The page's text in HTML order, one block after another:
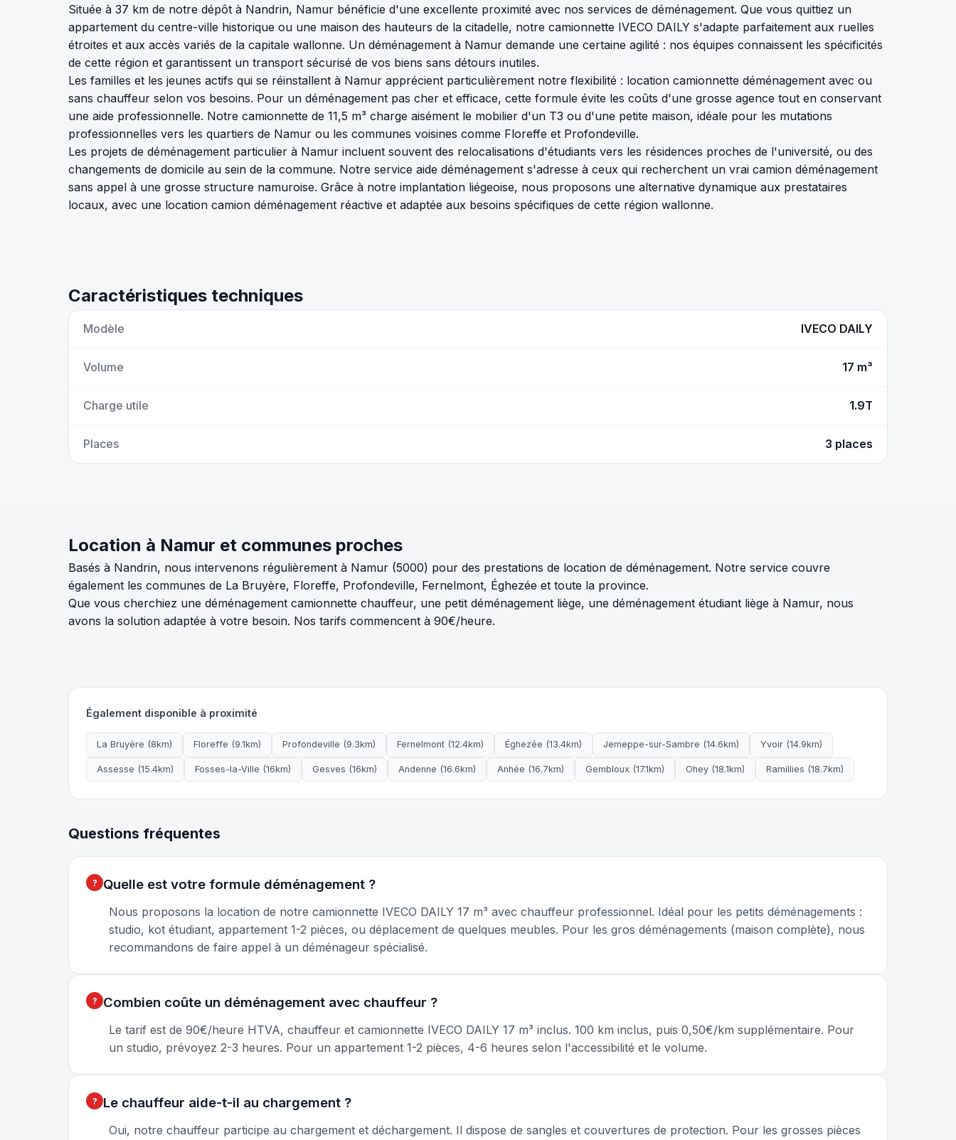
Située à 37 km de notre dépôt à Nandrin, Namur bénéficie d'une excellente proximité avec nos services de déménagement. Que vous quittiez un
appartement du centre-ville historique ou une maison des hauteurs de la citadelle, notre camionnette IVECO DAILY s'adapte parfaitement aux ruelles
étroites et aux accès variés de la capitale wallonne. Un déménagement à Namur demande une certaine agilité : nos équipes connaissent les spécificités
de cette région et garantissent un transport sécurisé de vos biens sans détours inutiles.
Les familles et les jeunes actifs qui se réinstallent à Namur apprécient particulièrement notre flexibilité : location camionnette déménagement avec ou
sans chauffeur selon vos besoins. Pour un déménagement pas cher et efficace, cette formule évite les coûts d'une grosse agence tout en conservant
une aide professionnelle. Notre camionnette de 11,5 m³ charge aisément le mobilier d'un T3 ou d'une petite maison, idéale pour les mutations
professionnelles vers les quartiers de Namur ou les communes voisines comme Floreffe et Profondeville.
Les projets de déménagement particulier à Namur incluent souvent des relocalisations d'étudiants vers les résidences proches de l'université, ou des
changements de domicile au sein de la commune. Notre service aide déménagement s'adresse à ceux qui recherchent un vrai camion déménagement
sans appel à une grosse structure namuroise. Grâce à notre implantation liégeoise, nous proposons une alternative dynamique aux prestataires
locaux, avec une location camion déménagement réactive et adaptée aux besoins spécifiques de cette région wallonne.
Caractéristiques techniques
Modèle IVECO DAILY
Volume 17 m³
Charge utile 1.9T
Places 3 places
Location à Namur et communes proches
Basés à Nandrin, nous intervenons régulièrement à Namur (5000) pour des prestations de location de déménagement. Notre service couvre
également les communes de La Bruyère, Floreffe, Profondeville, Fernelmont, Éghezée et toute la province.
Que vous cherchiez une déménagement camionnette chauffeur, une petit déménagement liège, une déménagement étudiant liège à Namur, nous
avons la solution adaptée à votre besoin. Nos tarifs commencent à 90€/heure.
Également disponible à proximité
La Bruyère (8km) Floreffe (9.1km) Profondeville (9.3km) Fernelmont (12.4km) Éghezée (13.4km) Jemeppe-sur-Sambre (14.6km) Yvoir (14.9km)
Assesse (15.4km) Fosses-la-Ville (16km) Gesves (16km) Andenne (16.6km) Anhée (16.7km) Gembloux (17.1km) Ohey (18.1km) Ramillies (18.7km)
Questions fréquentes
Quelle est votre formule déménagement ?
Nous proposons la location de notre camionnette IVECO DAILY 17 m³ avec chauffeur professionnel. Idéal pour les petits déménagements :
studio, kot étudiant, appartement 1-2 pièces, ou déplacement de quelques meubles. Pour les gros déménagements (maison complète), nous
recommandons de faire appel à un déménageur spécialisé.
Combien coûte un déménagement avec chauffeur ?
Le tarif est de 90€/heure HTVA, chauffeur et camionnette IVECO DAILY 17 m³ inclus. 100 km inclus, puis 0,50€/km supplémentaire. Pour
un studio, prévoyez 2-3 heures. Pour un appartement 1-2 pièces, 4-6 heures selon l'accessibilité et le volume.
Le chauffeur aide-t-il au chargement ?
Oui, notre chauffeur participe au chargement et déchargement. Il dispose de sangles et couvertures de protection. Pour les grosses pièces